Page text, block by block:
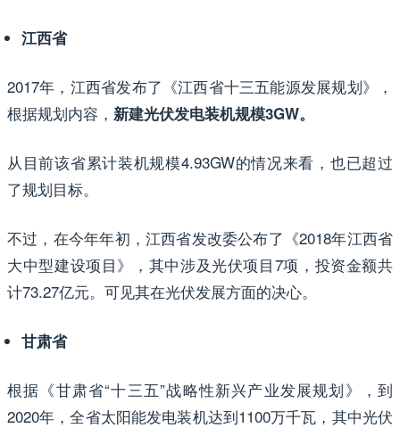
江西省
2017年，江西省发布了《江西省十三五能源发展规划》，
根据规划内容， 新建光伏发电装机规模3GW。
从目前该省累计装机规模4.93GW的情况来看，也已超过
了规划目标。
不过，在今年年初，江西省发改委公布了《2018年江西省
大中型建设项目》，其中涉及光伏项目7项，投资金额共
计73.27亿元。可见其在光伏发展方面的决心。
甘肃省
根据《甘肃省“十三五”战略性新兴产业发展规划》，到
2020年，全省太阳能发电装机达到1100万千瓦，其中光伏